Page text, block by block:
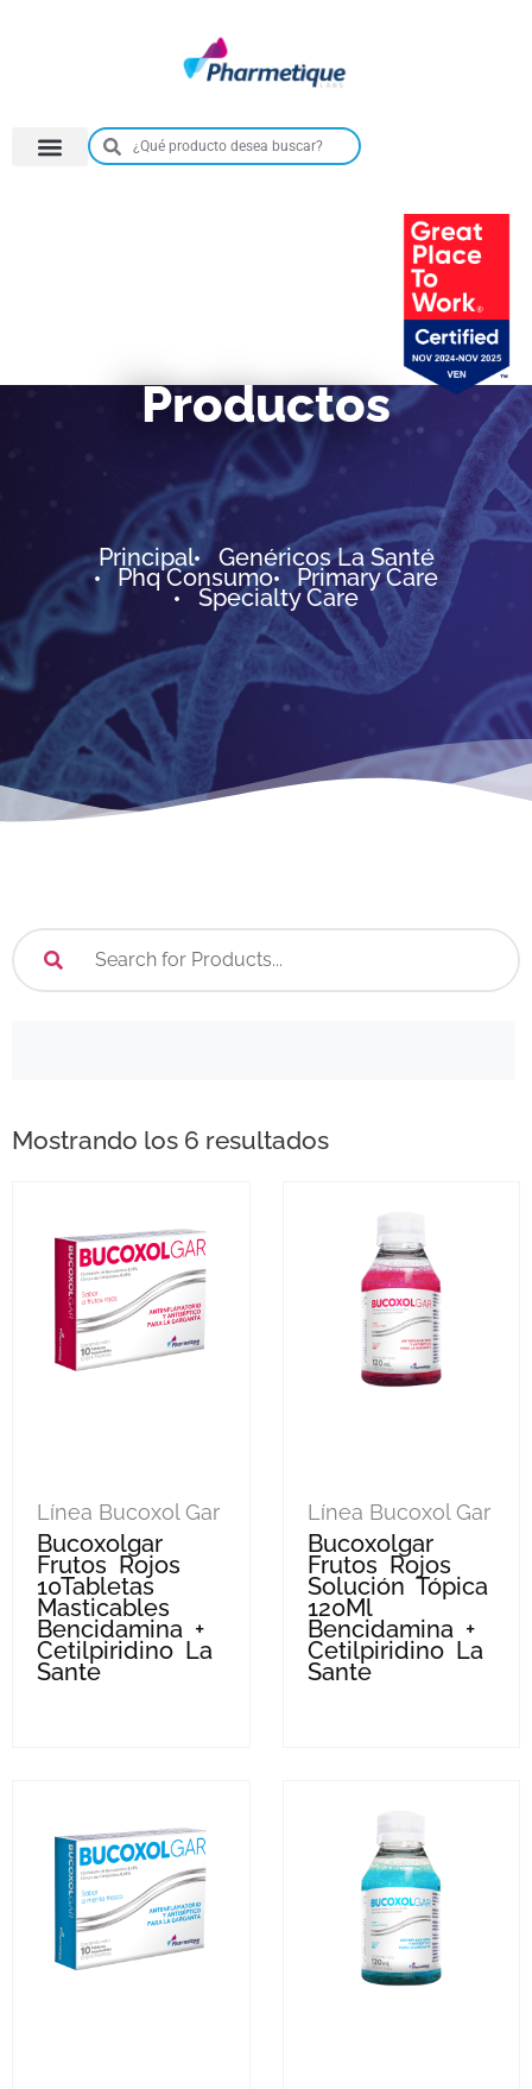
Productos
Principal Genéricos La Santé
Phq Consumo Primary Care
Specialty Care
Mostrando los 6 resultados
Línea Bucoxol Gar
Bucoxolgar
Frutos Rojos
10Tabletas
Masticables
Bencidamina +
Cetilpiridino La
Sante
Línea Bucoxol Gar
Bucoxolgar
Frutos Rojos
Solución Tópica
120Ml
Bencidamina +
Cetilpiridino La
Sante